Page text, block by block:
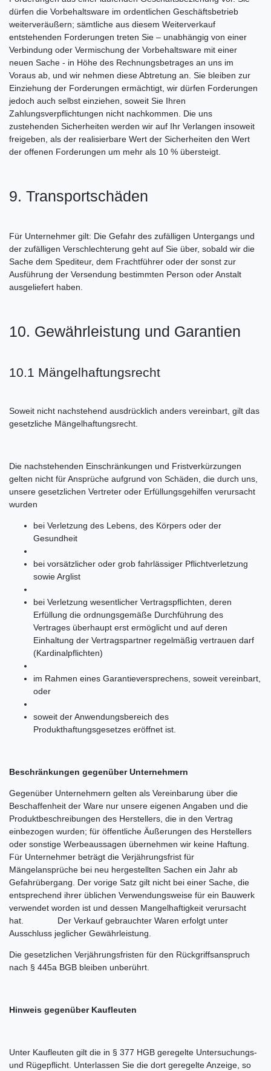
dürfen die Vorbehaltsware im ordentlichen Geschäftsbetrieb
weiterveräußern; sämtliche aus diesem Weiterverkauf
entstehenden Forderungen treten Sie – unabhängig von einer
Verbindung oder Vermischung der Vorbehaltsware mit einer
neuen Sache - in Höhe des Rechnungsbetrages an uns im
Voraus ab, und wir nehmen diese Abtretung an. Sie bleiben zur
Einziehung der Forderungen ermächtigt, wir dürfen Forderungen
jedoch auch selbst einziehen, soweit Sie Ihren
Zahlungsverpflichtungen nicht nachkommen. Die uns
zustehenden Sicherheiten werden wir auf Ihr Verlangen insoweit
freigeben, als der realisierbare Wert der Sicherheiten den Wert
der offenen Forderungen um mehr als 10 % übersteigt.
9. Transportschäden
Für Unternehmer gilt: Die Gefahr des zufälligen Untergangs und
der zufälligen Verschlechterung geht auf Sie über, sobald wir die
Sache dem Spediteur, dem Frachtführer oder der sonst zur
Ausführung der Versendung bestimmten Person oder Anstalt
ausgeliefert haben.
10. Gewährleistung und Garantien
10.1 Mängelhaftungsrecht
Soweit nicht nachstehend ausdrücklich anders vereinbart, gilt das
gesetzliche Mängelhaftungsrecht.
Die nachstehenden Einschränkungen und Fristverkürzungen
gelten nicht für Ansprüche aufgrund von Schäden, die durch uns,
unsere gesetzlichen Vertreter oder Erfüllungsgehilfen verursacht
wurden
bei Verletzung des Lebens, des Körpers oder der
Gesundheit
bei vorsätzlicher oder grob fahrlässiger Pflichtverletzung
sowie Arglist
bei Verletzung wesentlicher Vertragspflichten, deren
Erfüllung die ordnungsgemäße Durchführung des
Vertrages überhaupt erst ermöglicht und auf deren
Einhaltung der Vertragspartner regelmäßig vertrauen darf
(Kardinalpflichten)
im Rahmen eines Garantieversprechens, soweit vereinbart,
oder
soweit der Anwendungsbereich des
Produkthaftungsgesetzes eröffnet ist.
Beschränkungen gegenüber Unternehmern
Gegenüber Unternehmern gelten als Vereinbarung über die
Beschaffenheit der Ware nur unsere eigenen Angaben und die
Produktbeschreibungen des Herstellers, die in den Vertrag
einbezogen wurden; für öffentliche Äußerungen des Herstellers
oder sonstige Werbeaussagen übernehmen wir keine Haftung.
Für Unternehmer beträgt die Verjährungsfrist für
Mängelansprüche bei neu hergestellten Sachen ein Jahr ab
Gefahrübergang. Der vorige Satz gilt nicht bei einer Sache, die
entsprechend ihrer üblichen Verwendungsweise für ein Bauwerk
verwendet worden ist und dessen Mangelhaftigkeit verursacht
hat. Der Verkauf gebrauchter Waren erfolgt unter
Ausschluss jeglicher Gewährleistung.
Die gesetzlichen Verjährungsfristen für den Rückgriffsanspruch
nach § 445a BGB bleiben unberührt.
Hinweis gegenüber Kaufleuten
Unter Kaufleuten gilt die in § 377 HGB geregelte Untersuchungs-
und Rügepflicht. Unterlassen Sie die dort geregelte Anzeige, so